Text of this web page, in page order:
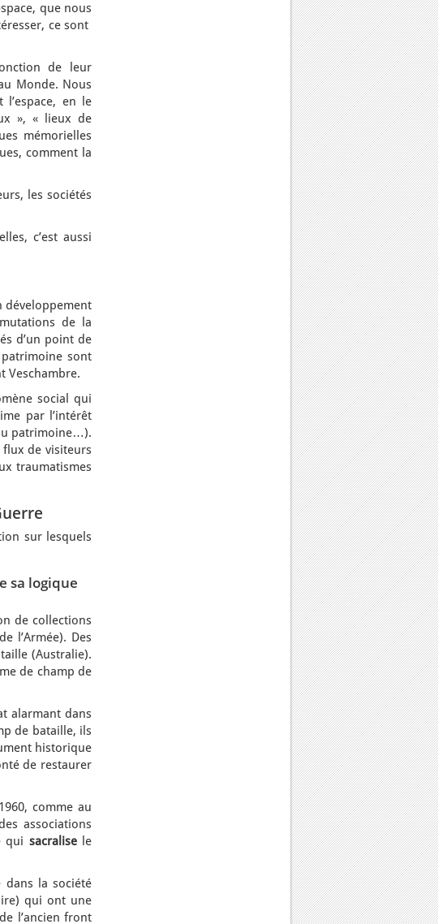
que nous
ce sont
de leur
Monde. Nous
en le
», « lieux de
mémorielles
comment la
les sociétés
c’est aussi
développement
de la
d’un point de
sont
Veschambre.
social qui
par l’intérêt
patrimoine…).
flux de visiteurs
traumatismes
sur lesquels
sa logique
de collections
l’Armée). Des
(Australie).
de champ de
alarmant dans
de bataille, ils
historique
de restaurer
comme au
associations
qui sacralisele
dans la société
qui ont une
l’ancien front